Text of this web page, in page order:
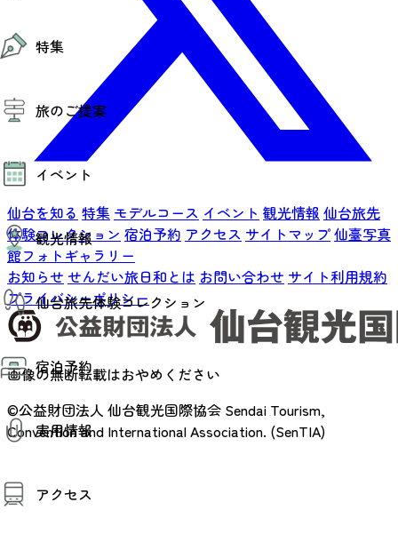
お得なチケット
エリアガイド
復興に向けて
仙台観光PR動画ライブラリー
仙台から行く東北周遊旅
伝統的工芸品
特集
夜時間トピックス
旅のご提案
モデルコース
AIおまかせコース
みんなの旅行記
イベント
イベント情報
その他イベント情報（音楽・展示会）
スポーツ情報
コンベンション情報
観光情報
観光スポット
温泉
美味いもの
季節のイベント
プロスポーツチーム・プロオーケストラ
仙台の銘品
宿泊施設
仙台観光マップ
仙台旅先体験コレクション
体験プログラム検索（予約）
体験事業者からのお知らせ
体験トピックス
体験事業者
宿泊予約
宿泊予約
実用情報
お役立ち情報
アクセス
仙台を知る 特集 モデルコース イベント 観光情報 仙台旅先
体験コレクション 宿泊予約 アクセス サイトマップ仙臺写真
館フォトギャラリー
お知らせ せんだい旅日和とは お問い合わせ サイト利用規約
プライバシーポリシー
画像の無断転載はおやめください
©公益財団法人 仙台観光国際協会 Sendai Tourism,
Convention and International Association. (SenTIA)